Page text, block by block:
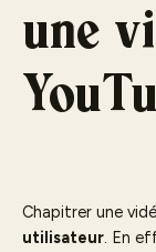
une
Chapitrer une
utilisateur. En